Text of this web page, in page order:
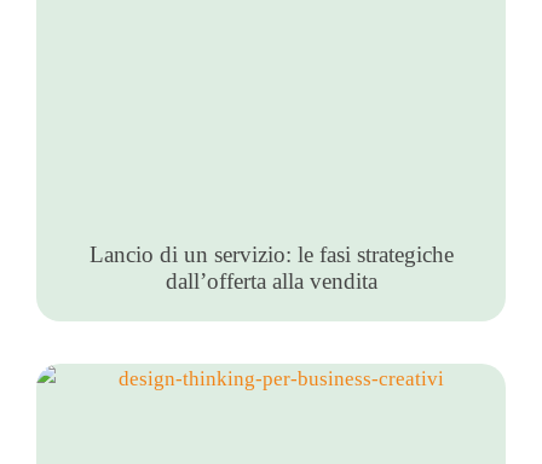
Lancio di un servizio: le fasi strategiche
dall’offerta alla vendita